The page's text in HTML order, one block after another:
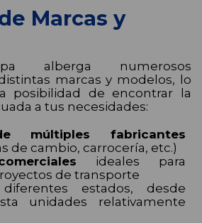
Marcas y
alberga numerosos
marcas y modelos, lo
posibilidad de encontrar la
a tus necesidades:
múltiples fabricantes
de cambio, carrocería, etc.)
ideales para
de transporte
estados, desde
unidades relativamente